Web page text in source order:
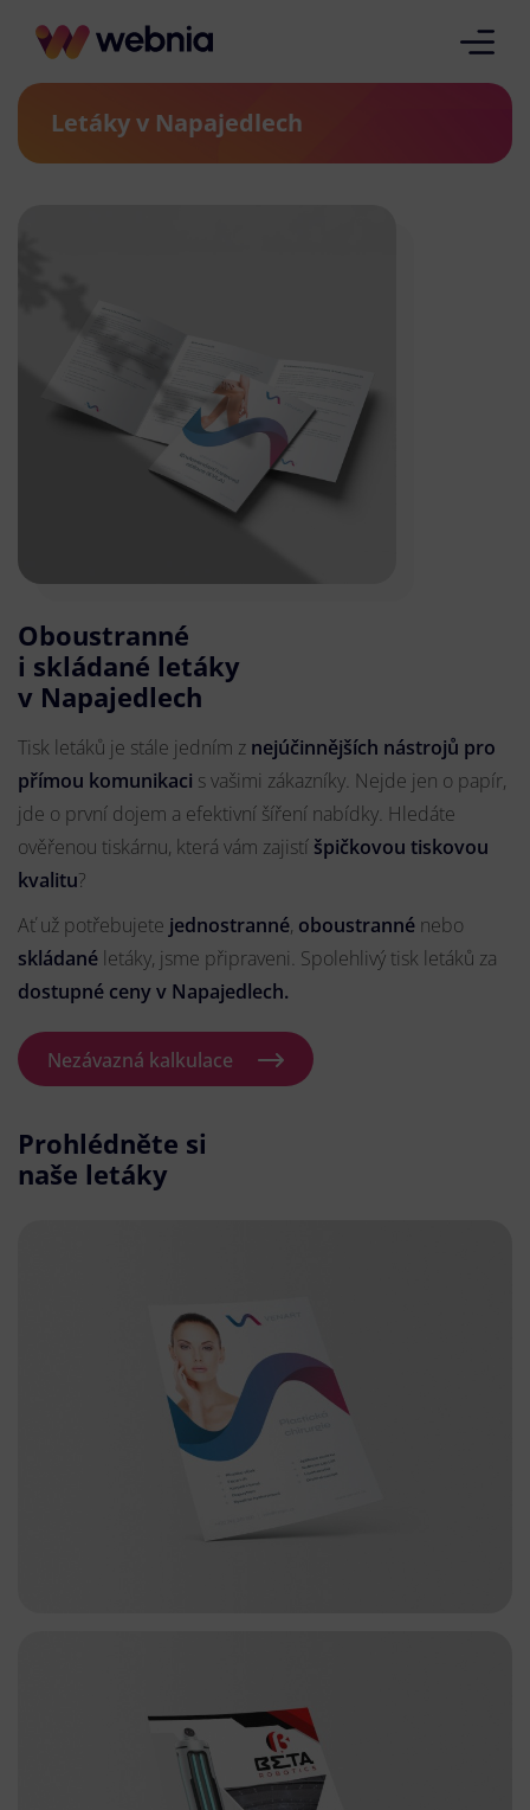
Letáky v Napajedlech
Oboustranné
i skládané letáky
v Napajedlech
Tisk letáků je stále jedním z nejúčinnějších nástrojů pro
přímou komunikaci s vašimi zákazníky. Nejde jen o papír,
jde o první dojem a efektivní šíření nabídky. Hledáte
ověřenou tiskárnu, která vám zajistí špičkovou tiskovou
kvalitu?
Ať už potřebujete jednostranné, oboustranné nebo
skládané letáky, jsme připraveni. Spolehlivý tisk letáků za
dostupné ceny v Napajedlech.
Nezávazná kalkulace
Prohlédněte si
naše letáky